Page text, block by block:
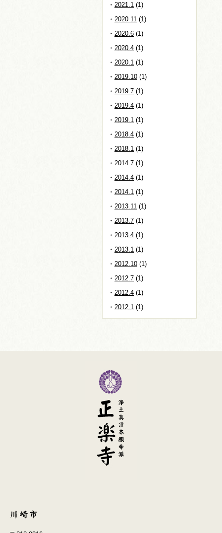
2021.1 (1)
2020.11 (1)
2020.6 (1)
2020.4 (1)
2020.1 (1)
2019.10 (1)
2019.7 (1)
2019.4 (1)
2019.1 (1)
2018.4 (1)
2018.1 (1)
2014.7 (1)
2014.4 (1)
2014.1 (1)
2013.11 (1)
2013.7 (1)
2013.4 (1)
2013.1 (1)
2012.10 (1)
2012.7 (1)
2012.4 (1)
2012.1 (1)